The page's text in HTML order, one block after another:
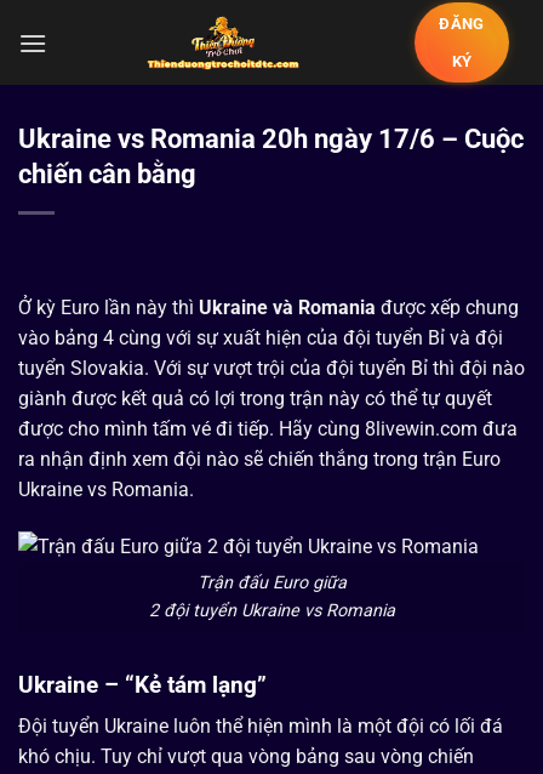
đến
ĐĂNG
KÝ
Ukraine vs Romania 20h ngày 17/6 – Cuộc
chiến cân bằng
Ở kỳ Euro lần này thì Ukraine và Romania được xếp chung
vào bảng 4 cùng với sự xuất hiện của đội tuyển Bỉ và đội
tuyển Slovakia. Với sự vượt trội của đội tuyển Bỉ thì đội nào
giành được kết quả có lợi trong trận này có thể tự quyết
được cho mình tấm vé đi tiếp. Hãy cùng 8livewin.com đưa
ra nhận định xem đội nào sẽ chiến thắng trong trận Euro
Ukraine vs Romania.
Trận đấu Euro giữa
2 đội tuyển Ukraine vs Romania
Ukraine – “Kẻ tám lạng”
Đội tuyển Ukraine luôn thể hiện mình là một đội có lối đá
khó chịu. Tuy chỉ vượt qua vòng bảng sau vòng chiến